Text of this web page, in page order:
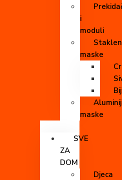
i
moduli
maske
maske
SVE
ZA
DOM
Djeca